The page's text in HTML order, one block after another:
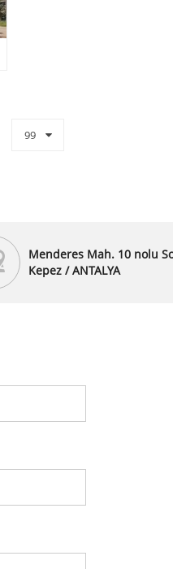
99
Menderes Mah. 10 nolu
Kepez / ANTALYA